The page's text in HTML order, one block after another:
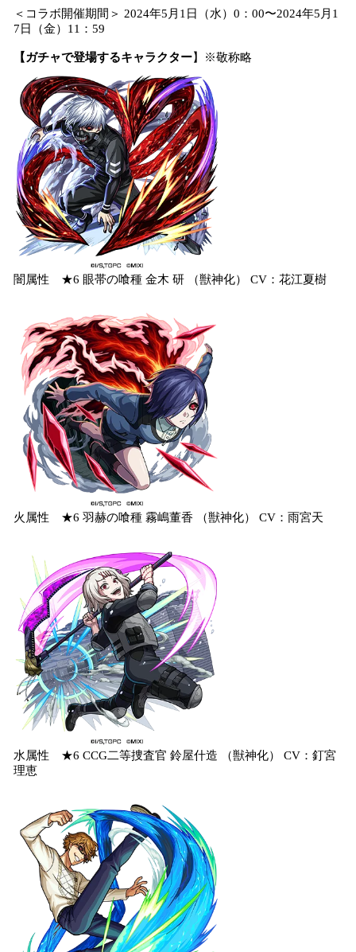
＜コラボ開催期間＞ 2024年5月1日（水）0：00〜2024年5月1
7日（金）11：59
【ガチャで登場するキャラクター】※敬称略
闇属性 ★6 眼帯の喰種 金木 研 （獣神化） CV：花江夏樹
火属性 ★6 羽赫の喰種 霧嶋董香 （獣神化） CV：雨宮天
水属性 ★6 CCG二等捜査官 鈴屋什造 （獣神化） CV：釘宮
理恵